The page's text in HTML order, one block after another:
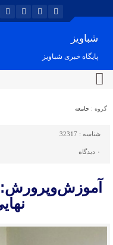
شباویز
پایگاه خبری شباویز
گروه : جامعه
شناسه : 32317
۰ دیدگاه
آموزش‌وپرورش: